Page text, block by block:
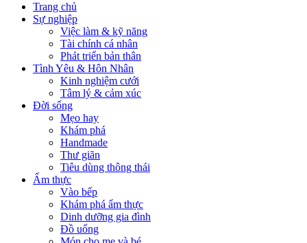
Trang chủ
Sự nghiệp
Việc làm & kỹ năng
Tài chính cá nhân
Phát triển bản thân
Tình Yêu & Hôn Nhân
Kinh nghiệm cưới
Tâm lý & cảm xúc
Đời sống
Mẹo hay
Khám phá
Handmade
Thư giãn
Tiêu dùng thông thái
Ẩm thực
Vào bếp
Khám phá ẩm thực
Dinh dưỡng gia đình
Đồ uống